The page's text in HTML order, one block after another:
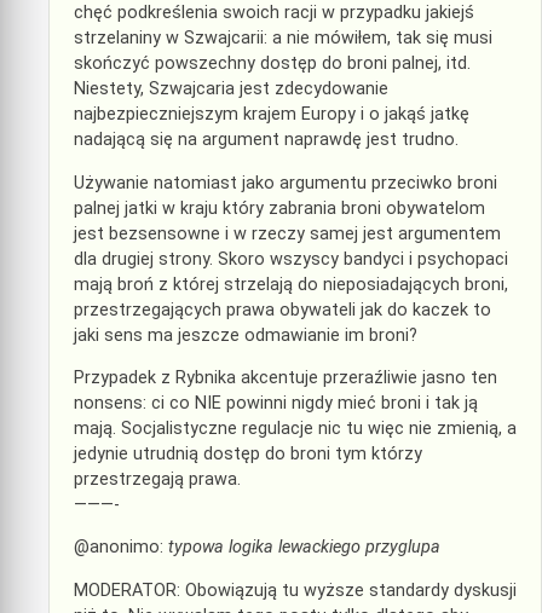
chęć podkreślenia swoich racji w przypadku jakiejś
strzelaniny w Szwajcarii: a nie mówiłem, tak się musi
skończyć powszechny dostęp do broni palnej, itd.
Niestety, Szwajcaria jest zdecydowanie
najbezpieczniejszym krajem Europy i o jakąś jatkę
nadającą się na argument naprawdę jest trudno.
Używanie natomiast jako argumentu przeciwko broni
palnej jatki w kraju który zabrania broni obywatelom
jest bezsensowne i w rzeczy samej jest argumentem
dla drugiej strony. Skoro wszyscy bandyci i psychopaci
mają broń z której strzelają do nieposiadających broni,
przestrzegających prawa obywateli jak do kaczek to
jaki sens ma jeszcze odmawianie im broni?
Przypadek z Rybnika akcentuje przeraźliwie jasno ten
nonsens: ci co NIE powinni nigdy mieć broni i tak ją
mają. Socjalistyczne regulacje nic tu więc nie zmienią, a
jedynie utrudnią dostęp do broni tym którzy
przestrzegają prawa.
———-
@anonimo: typowa logika lewackiego przyglupa
MODERATOR: Obowiązują tu wyższe standardy dyskusji